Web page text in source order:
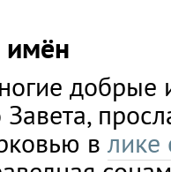
имён
добрые
в лике